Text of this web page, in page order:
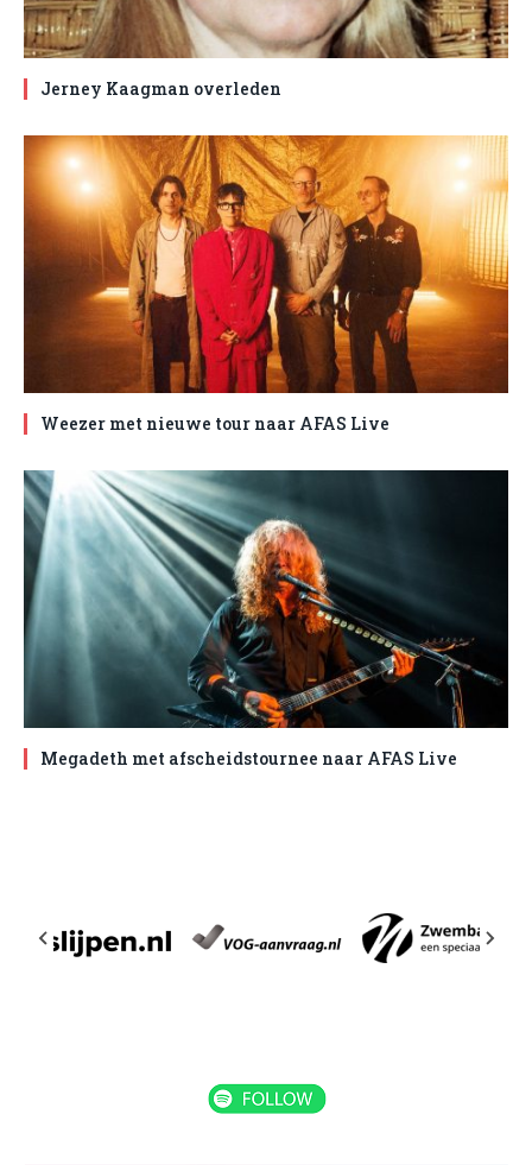
Jerney Kaagman overleden
Weezer met nieuwe tour naar AFAS Live
Megadeth met afscheidstournee naar AFAS Live